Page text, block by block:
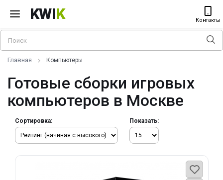
KWIK Контакты
Главная Компьютеры
Готовые сборки игровых
компьютеров в Москве
Сортировка: Показать: